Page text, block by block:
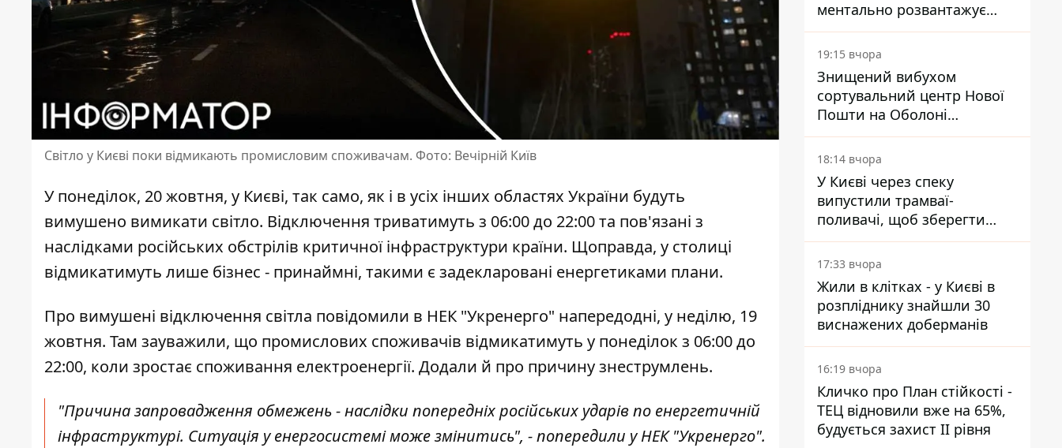
Світло у Києві поки відмикають промисловим споживачам. Фото: Вечірній Київ
У понеділок, 20 жовтня, у Києві, так само, як і в усіх інших областях України будуть
вимушено вимикати світло. Відключення триватимуть з 06:00 до 22:00та пов'язані з
наслідками російських обстрілів критичної інфраструктури країни. Щоправда, у столиці
відмикатимуть лише бізнес - принаймні, такими є задекларовані енергетиками плани.
Про вимушені відключення світла повідомили в НЕК "Укренерго" напередодні, у неділю, 19
жовтня. Там зауважили, що промислових споживачів відмикатимуть у понеділок з 06:00 до
22:00, коли зростає споживання електроенергії. Додали й про причину знеструмлень.
"Причина запровадження обмежень - наслідки попередніх російських ударів по енергетичній
інфраструктурі. Ситуація у енергосистемі може змінитись", - попередили у НЕК "Укренерго".
ментально розвантажує
акула
19:15 вчора
Знищений вибухом
сортувальний центр Нової
Пошти на Оболоні
запрацював - видають
посилки
18:14 вчора
У Києві через спеку
випустили трамваї-
поливачі, щоб зберегти
рейки від деформації
17:33 вчора
Жили в клітках - у Києві в
розпліднику знайшли 30
виснажених доберманів
16:19 вчора
Кличко про План стійкості -
ТЕЦ відновили вже на 65%,
будується захист ІІ рівня